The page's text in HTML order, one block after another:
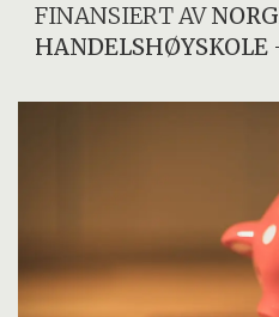
FINANSIERT AV
HANDELSHØYSKOLE